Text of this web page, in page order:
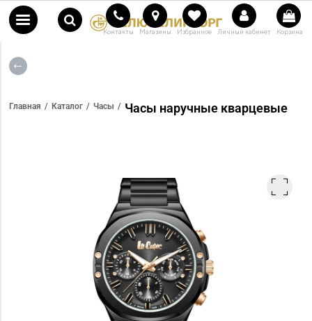
Контакты Магазины Избранное Личный кабинет Корзина
Главная Каталог Часы Часы наручные кварцевые